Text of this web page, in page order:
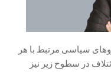
سیاسی مرتبط با هر
در سطوح زیر نیز